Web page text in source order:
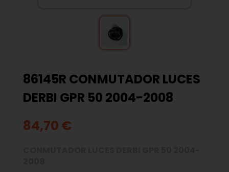
86145R CONMUTADOR LUCES
DERBI GPR 50 2004-2008
84,70 €